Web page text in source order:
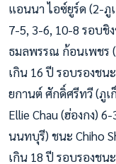
แอนนา ไอซ์ยูร์ด (2-ภู
7-5, 3-6, 10-8 รอบชิ
ธมลพรรณ ก้อนเพชร
เกิน 16 ปี รอบรองชน
ยกานต์ ศักดิ์ศรีทวี (ภูเ
Ellie Chau (ฮ่องกง)
นนทบุรี) ชนะ Chiho
เกิน 18 ปี รอบรองช